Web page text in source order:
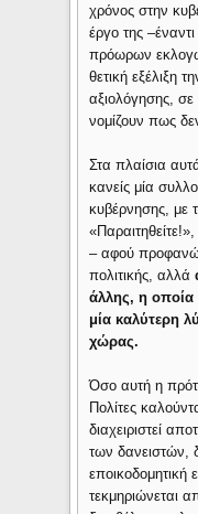
χρόνος στην
έργο της
πρόωρων
θετική εξέλιξη
αξιολόγησης,
νομίζουν πως
Στα πλαίσια
κανείς μία
κυβέρνησης, με
– αφού
πολιτικής, αλλά
άλλης, η οποία
μία καλύτερη
χώρας.
Όσο αυτή η
Πολίτες
διαχειριστεί
των δανειστών,
τεκμηριώνεται